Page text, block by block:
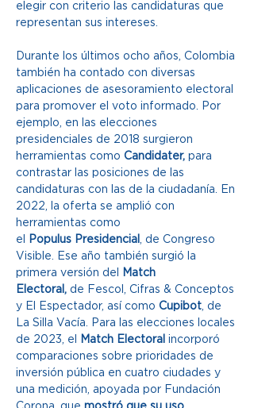
elegir con criterio las candidaturas que
representan sus intereses.
Durante los últimos ocho años, Colombia
también ha contado con diversas
aplicaciones de asesoramiento electoral
para promover el voto informado. Por
ejemplo, en las elecciones
presidenciales de 2018 surgieron
herramientas como Candidater, para
contrastar las posiciones de las
candidaturas con las de la ciudadanía. En
2022, la oferta se amplió con
herramientas como
el
Populus Presidencial
, de Congreso
Visible. Ese año también surgió la
primera versión del
Match
Electoral, de Fescol, Cifras & Conceptos
y El Espectador, así como Cupibot , de
La Silla Vacía. Para las elecciones locales
de 2023, el
Match Electoral incorporó
comparaciones sobre prioridades de
inversión pública en cuatro ciudades y
una medición, apoyada por Fundación
Corona, que mostró que su uso